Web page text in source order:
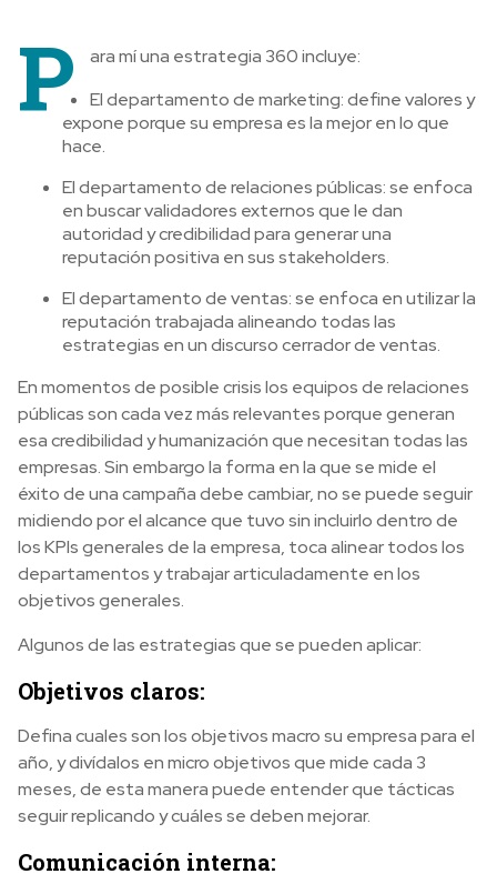
P
ara mí una estrategia 360 incluye:
El departamento de marketing: define valores y
expone porque su empresa es la mejor en lo que
hace.
El departamento de relaciones públicas: se enfoca
en buscar validadores externos que le dan
autoridad y credibilidad para generar una
reputación positiva en sus stakeholders.
El departamento de ventas: se enfoca en utilizar la
reputación trabajada alineando todas las
estrategias en un discurso cerrador de ventas.
En momentos de posible crisis los equipos de relaciones
públicas son cada vez más relevantes porque generan
esa credibilidad y humanización que necesitan todas las
empresas. Sin embargo la forma en la que se mide el
éxito de una campaña debe cambiar, no se puede seguir
midiendo por el alcance que tuvo sin incluirlo dentro de
los KPIs generales de la empresa, toca alinear todos los
departamentos y trabajar articuladamente en los
objetivos generales.
Algunos de las estrategias que se pueden aplicar:
Objetivos claros:
Defina cuales son los objetivos macro su empresa para el
año, y divídalos en micro objetivos que mide cada 3
meses, de esta manera puede entender que tácticas
seguir replicando y cuáles se deben mejorar.
Comunicación interna: